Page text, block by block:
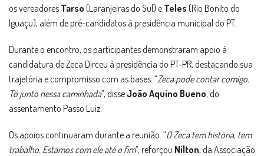
os vereadores Tarso (Laranjeiras do Sul) e Teles (Rio Bonito do
Iguaçu), além de pré-candidatos à presidência municipal do PT.
Durante o encontro, os participantes demonstraram apoio à
candidatura de Zeca Dirceu à presidência do PT-PR, destacando sua
trajetória e compromisso com as bases. “Zeca pode contar comigo.
Tô junto nessa caminhada”, disseJoão Aquino Bueno, do
assentamento Passo Luiz.
Os apoios continuaram durante a reunião. “O Zeca tem história, tem
trabalho. Estamos com ele até o fim”, reforçou Nilton, da Associação